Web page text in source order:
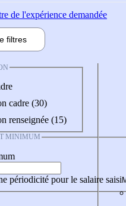
de l'expérience demandée
filtres
cadre (30)
renseignée (15)
MINIMUM
périodicité pour le salaire saisi